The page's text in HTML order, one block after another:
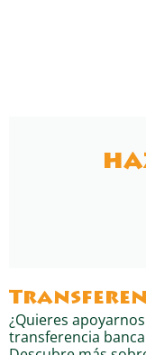
¿Quieres
transferencia